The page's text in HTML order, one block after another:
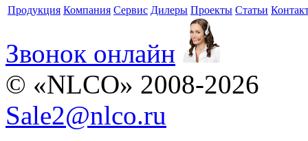
Продукция Компания Сервис Дилеры Проекты Статьи
Звонок онлайн
© «NLCO» 2008-2026
Sale2@nlco.ru